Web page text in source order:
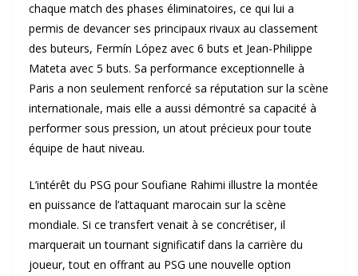
chaque match des phases éliminatoires, ce qui lui a
permis de devancer ses principaux rivaux au classement
des buteurs, Fermín López avec 6 buts et Jean-Philippe
Mateta avec 5 buts. Sa performance exceptionnelle à
Paris a non seulement renforcé sa réputation sur la scène
internationale, mais elle a aussi démontré sa capacité à
performer sous pression, un atout précieux pour toute
équipe de haut niveau.
L’intérêt du PSG pour Soufiane Rahimi illustre la montée
en puissance de l’attaquant marocain sur la scène
mondiale. Si ce transfert venait à se concrétiser, il
marquerait un tournant significatif dans la carrière du
joueur, tout en offrant au PSG une nouvelle option